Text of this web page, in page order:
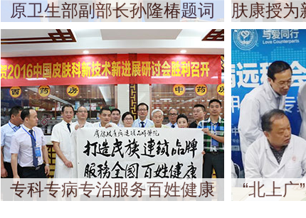
原卫生部副部长孙隆椿题词 肤康授为
专科专病专治服务百姓健康 “北上广